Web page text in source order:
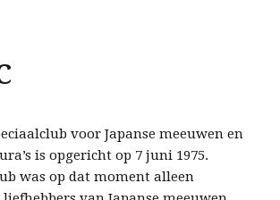
voor Japanse meeuwen en
is opgericht op 7 juni 1975.
was op dat moment alleen